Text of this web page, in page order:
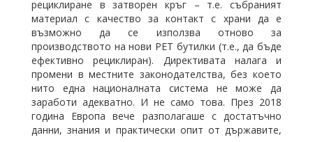
рециклиране в затворен кръг – т.е. събраният
материал с качество за контакт с храни да е
възможно да се използва отново за
производството на нови РЕТ бутилки (т.е., да бъде
ефективно рециклиран). Директивата налага и
промени в местните законодателства, без което
нито една националната система не може да
заработи адекватно. И не само това. През 2018
година Европа вече разполагаше с достатъчно
данни, знания и практически опит от държавите,